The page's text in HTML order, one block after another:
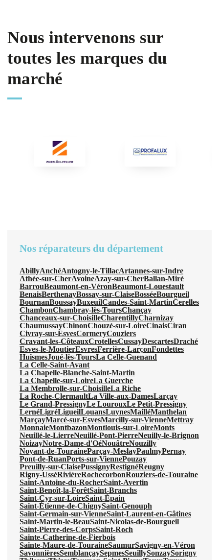
Nous intervenons sur
toutes les marques du
marché
Nos réparateurs du département
AbillyAnchéAntogny-le-TillacArtannes-sur-Indre
Athée-sur-CherAvoineAzay-sur-CherBallan-Miré
BarrouBeaumont-en-VéronBeaumont-Louestault
BenaisBerthenayBossay-sur-ClaiseBosséeBourgueil
BournanBoussayBuxeuilCandes-Saint-MartinCerelles
ChambonChambray-lès-ToursChançay
Chanceaux-sur-ChoisilleCharentillyCharnizay
ChaumussayChinonChouzé-sur-LoireCinaisCiran
Civray-sur-EsvesCormeryCouziers
Cravant-les-CôteauxCrotellesCussayDescartesDraché
Esves-le-MoutierEsvresFerrière-LarçonFondettes
HuismesJoué-lès-ToursLa Celle-Guenand
La Celle-Saint-Avant
La Chapelle-Blanche-Saint-Martin
La Chapelle-sur-LoireLa Guerche
La Membrolle-sur-ChoisilleLa Riche
La Roche-ClermaultLa Ville-aux-DamesLarçay
Le Grand-PressignyLe LourouxLe Petit-Pressigny
LernéLigréLigueilLouansLuynesMailléManthelan
MarçayMarcé-sur-EsvesMarcilly-sur-VienneMettray
MonnaieMontbazonMontlouis-sur-LoireMonts
Neuillé-le-LierreNeuillé-Pont-PierreNeuilly-le-Brignon
NoizayNotre-Dame-d'OéNouâtreNouzilly
Noyant-de-TouraineParçay-MeslayPaulmyPernay
Pont-de-RuanPorts-sur-ViennePouzay
Preuilly-sur-ClaisePussignyRestignéReugny
Rigny-UsséRivièreRochecorbonRouziers-de-Touraine
Saint-Antoine-du-RocherSaint-Avertin
Saint-Benoît-la-ForêtSaint-Branchs
Saint-Cyr-sur-LoireSaint-Épain
Saint-Étienne-de-ChignySaint-Genouph
Saint-Germain-sur-VienneSaint-Laurent-en-Gâtines
Saint-Martin-le-BeauSaint-Nicolas-de-Bourgueil
Saint-Pierre-des-CorpsSaint-Roch
Sainte-Catherine-de-Fierbois
Sainte-Maure-de-TouraineSaumurSavigny-en-Véron
SavonnièresSemblançaySepmesSeuillySonzaySorigny